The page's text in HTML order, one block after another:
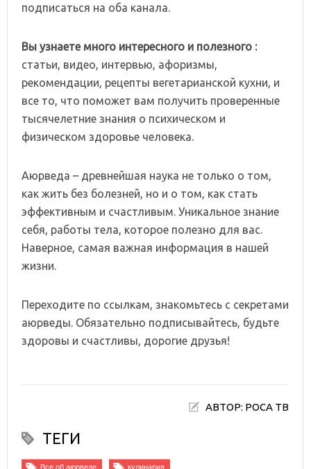
подписаться на оба канала.
Вы узнаете много интересного и полезного :
статьи, видео, интервью, афоризмы,
рекомендации, рецепты вегетарианской кухни, и
все то, что поможет вам получить проверенные
тысячелетние знания о психическом и
физическом здоровье человека.
Аюрведа – древнейшая наука не только о том,
как жить без болезней, но и о том, как стать
эффективным и счастливым. Уникальное знание
себя, работы тела, которое полезно для вас.
Наверное, самая важная информация в нашей
жизни.
Переходите по ссылкам, знакомьтесь с секретами
аюрведы. Обязательно подписывайтесь, будьте
здоровы и счастливы, дорогие друзья!
АВТОР: РОСА ТВ
ТЕГИ
Все об аюрведе кулинария